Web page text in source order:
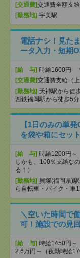
[交通費]交通費全額支給
[勤務地] 宇美駅
電話ナシ！見た
ータ入力・短期
[給 与] 時給1600円
[交通費]交通費支給（
[勤務地] 天神駅から徒
西鉄福岡駅から徒歩5分
【1日のみの単
を袋や箱にセッ
[給 与] 時給1200円～
しかも、100％支給な
る！）
[勤務地] 貝塚(福岡県)
ら自転車・バイク・車
＼空いた時間で
可！施設での見
[給 与] 時給1450円
2.6万円～（夜勤時給